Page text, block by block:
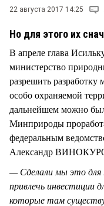
СТИЛЬ ЖИЗНИ
22 августа 2017 14:25
Но для этого их
В апреле глава
министерство
разрешить разработку
особо охраняемой
дальнейшем можно
Минприроды
федеральным
Александр
— Сделали мы это
привлечь инвестиции
которые там